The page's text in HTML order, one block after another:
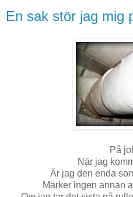
En sak stör jag mig
På
När jag
Är jag den enda
Märker ingen annan